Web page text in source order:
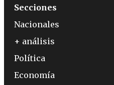
Secciones
Nacionales
+ análisis
Política
Economía